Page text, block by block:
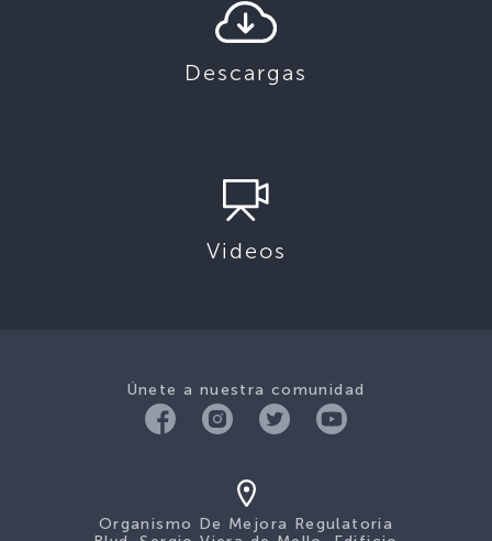
Descargas
Videos
Únete a nuestra comunidad
Organismo De Mejora Regulatoria